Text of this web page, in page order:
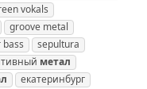
vokals
groove metal
bass
sepultura
метал
екатеринбург